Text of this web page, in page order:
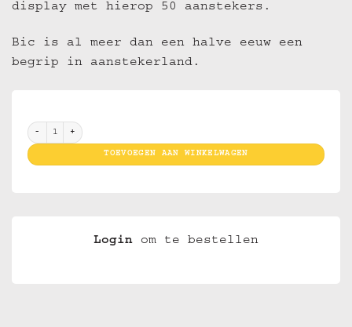
display met hierop 50 aanstekers.
Bic is al meer dan een halve eeuw een
begrip in aanstekerland.
Bic Mini J 25 Gaming aantal
TOEVOEGEN AAN WINKELWAGEN
Login om te bestellen